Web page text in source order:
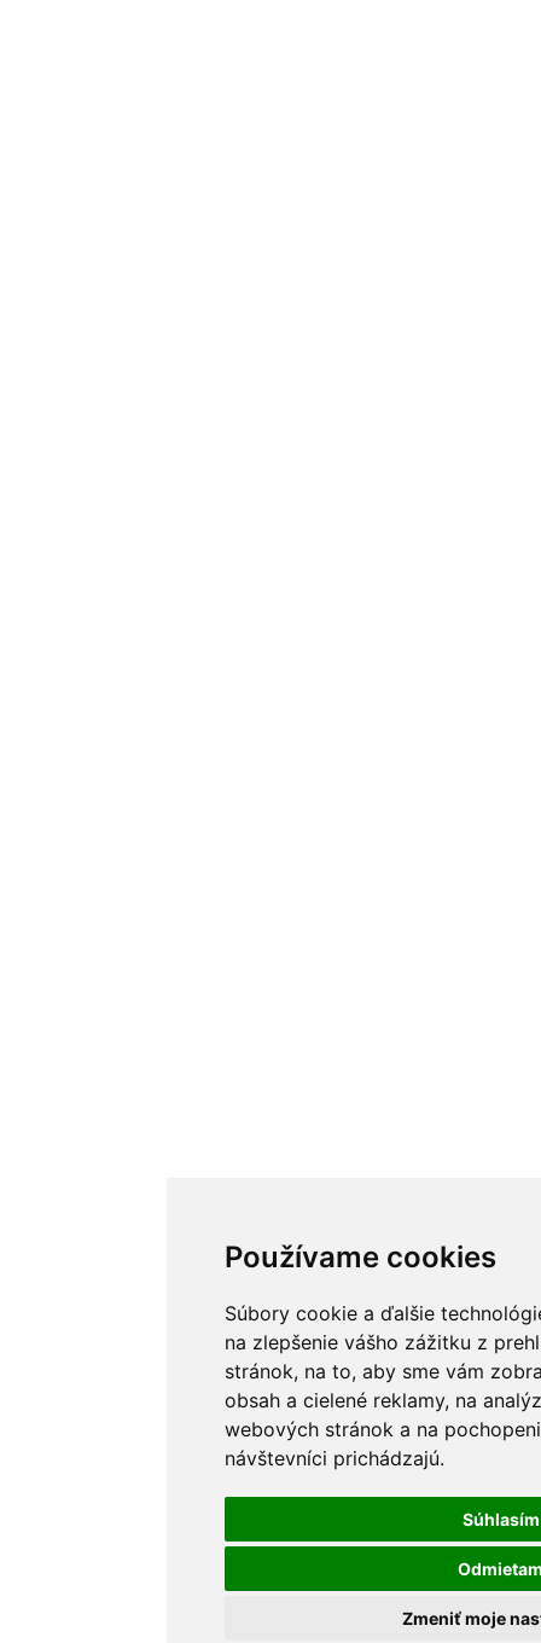
Používame cookies
Súbory cookie a ďalšie
na zlepšenie vášho zážitku z
stránok, na to, aby sme vám
obsah a cielené reklamy, na
webových stránok a na
návštevníci prichádzajú.
Súhlasím
Zmeniť moje